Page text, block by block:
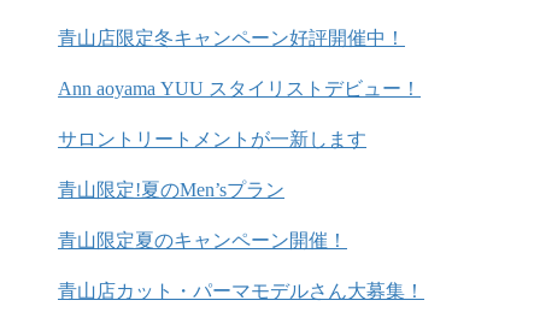
青山店限定冬キャンペーン好評開催中！
Ann aoyama YUU スタイリストデビュー！
サロントリートメントが一新します
青山限定!夏のMen’sプラン
青山限定夏のキャンペーン開催！
青山店カット・パーマモデルさん大募集！